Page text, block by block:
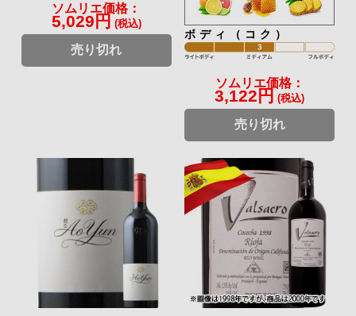
ソムリエ価格：
5,029円 (税込)
売り切れ
ボディ（コク）
ソムリエ価格：
3,122円 (税込)
売り切れ